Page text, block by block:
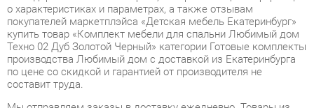
производства Любимый дом с доставкой из Екатеринбурга
по цене со скидкой и гарантией от производителя не
составит труда.
Мы отправляем заказы в доставку ежедневно. Товары из
ассортимента в наличии на складе в Екатеринбурге вы
получите не позднее48-ми часовс момента оформления
заказа. Дополнительно вы можете заказать подъём на этаж
и сборку мебельных изделий.